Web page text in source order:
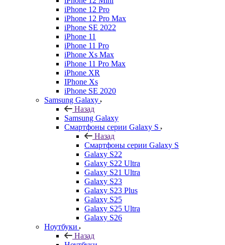
iPhone 12 Pro
iPhone 12 Pro Max
iPhone SE 2022
iPhone 11
iPhone 11 Pro
iPhone Xs Max
iPhone 11 Pro Max
iPhone XR
IPhone Xs
iPhone SE 2020
Samsung Galaxy
Назад
Samsung Galaxy
Смартфоны серии Galaxy S
Назад
Смартфоны серии Galaxy S
Galaxy S22
Galaxy S22 Ultra
Galaxy S21 Ultra
Galaxy S23
Galaxy S23 Plus
Galaxy S25
Galaxy S25 Ultra
Galaxy S26
Ноутбуки
Назад